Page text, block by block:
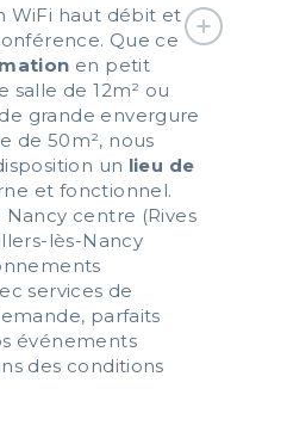
WiFi haut débit et
Que ce
en petit
salle de 12m² ou
de grande envergure
de 50m², nous
un lieu de
et fonctionnel.
Nancy centre (Rives
lès-Nancy
services de
parfaits
événements
des conditions